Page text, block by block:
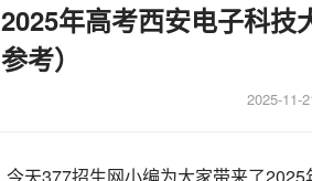
2025年高考西安电子科技
参考）
2025-11-